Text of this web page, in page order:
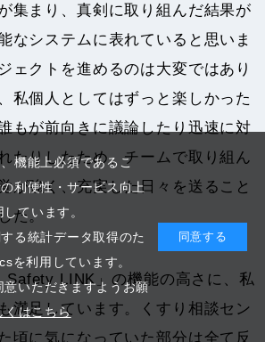
集まり、真剣に取り組んだ結果が
なシステムに表れていると思いま
ェクトを進めるのは大変ではあり
私個人としてはずっと楽しかった
もが前向きに議論したり迅速に対
たりしたため、チームで取り組ん
が強く、充実した日々を送ること
た。
Safety LINK」の機能の高さに、私
満足しています。くすり相談セン
頃に気になっていた部分は全て反
機能上必須であるこ
利便性・サービス向上
ています。
る統計データ取得のた
を利用しています。
いただきますようお願
くはこちら
同意する